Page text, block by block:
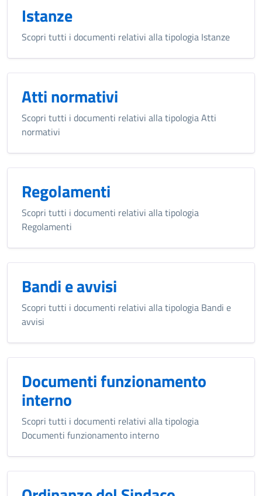
Istanze
Scopri tutti i documenti relativi alla tipologia Istanze
Atti normativi
Scopri tutti i documenti relativi alla tipologia Atti
normativi
Regolamenti
Scopri tutti i documenti relativi alla tipologia
Regolamenti
Bandi e avvisi
Scopri tutti i documenti relativi alla tipologia Bandi e
avvisi
Documenti funzionamento
interno
Scopri tutti i documenti relativi alla tipologia
Documenti funzionamento interno